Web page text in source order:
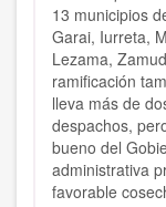
13 municipios
Garai, Iurreta,
Lezama,
ramificación
lleva más de
despachos,
bueno del
administrativa
favorable